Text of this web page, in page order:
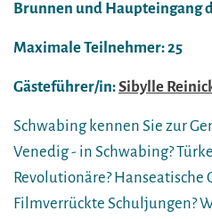
Brunnen und Haupteingang
Maximale Teilnehmer: 25
Gästeführer/in:Sibylle
Schwabing kennen Sie zur
Venedig - in Schwabing?
Revolutionäre? Hanseatische
Filmverrückte Schuljungen?